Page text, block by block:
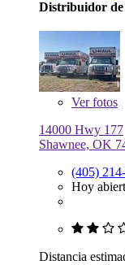
Distribuidor
Verfotos
14000 Hwy 177
Shawnee, OK
(405)
Hoy
Distancia